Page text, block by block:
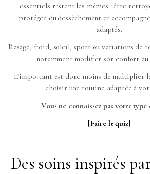
essentiels restent les mêmes : être
protégée du dessèchement et
adaptés.
Rasage, froid, soleil, sport ou variations de
notamment modifier son confort
L’important est donc moins de multiplier
choisir une routine adaptée à
Vous ne connaissez pas votre type
[Faire le quiz]
Des soins inspirés